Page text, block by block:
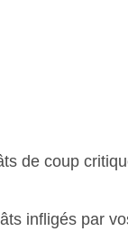
de coup
infligés par